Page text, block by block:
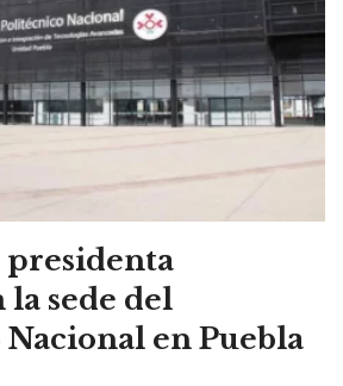
sede del
en Puebla